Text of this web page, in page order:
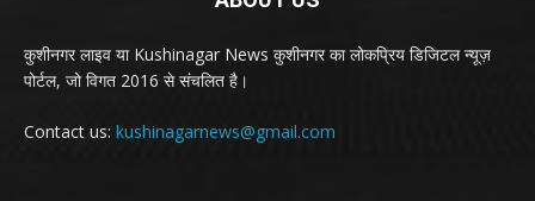
कुशीनगर लाइव या Kushinagar News कुशीनगर का लोकप्रिय डिजिटल न्यूज़
पोर्टल, जो विगत 2016 से संचलित है।
Contact us: kushinagarnews@gmail.com